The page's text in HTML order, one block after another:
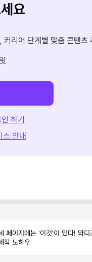
요
커리어 단계별 맞춤 콘텐츠
하기
스 안내
페이지에는 '이것'이 있다! 와디
작 노하우